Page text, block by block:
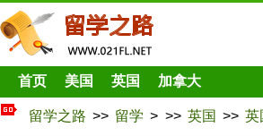
首页 美国 英国 加拿大
留学之路 >> 留学 > >> 英国 >> 英